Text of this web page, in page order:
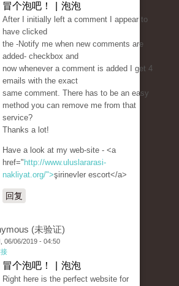
冒个泡吧！ | 泡泡
After I initially left a comment I appear to
have clicked
the -Notify me when new comments are
added- checkbox and
now whenever a comment is added I get 4
emails with the exact
same comment. There has to be an easy
method you can remove me from that
service?
Thanks a lot!
Have a look at my web-site - <a
href=" http://www.uluslararasi-
nakliyat.org/">şirinevler escort</a>
回复
(未验证)
06/06/2019 - 04:50
冒个泡吧！ | 泡泡
Right here is the perfect website for